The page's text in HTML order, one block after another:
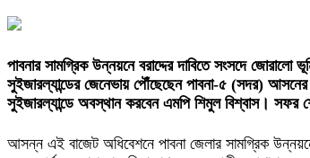
পাবনার সামগ্রিক উন্নয়নে বরাদ্দের দাবিতে সংসদে
সুইজারল্যান্ডের জেনেভায় পৌঁছেছেন পাবনা-৫ (সদর)
সুইজারল্যান্ডে অবস্থান করবেন এমপি শিমুল বিশ্বাস। সফর
আসন্ন এই বাজেট অধিবেশনে পাবনা জেলার সামগ্রিক